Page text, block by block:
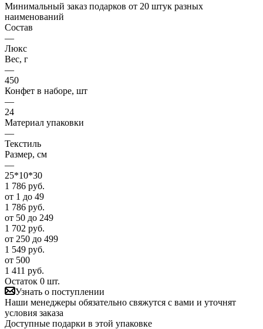
Минимальный заказ подарков от 20 штук разных
наименований
Состав
—
Люкс
Вес, г
—
450
Конфет в наборе, шт
—
24
Материал упаковки
—
Текстиль
Размер, см
—
25*10*30
1 786 руб.
от 1 до 49
1 786 руб.
от 50 до 249
1 702 руб.
от 250 до 499
1 549 руб.
от 500
1 411 руб.
Остаток 0 шт.
Узнать о поступлении
Наши менеджеры обязательно свяжутся с вами и уточнят
условия заказа
Доступные подарки в этой упаковке